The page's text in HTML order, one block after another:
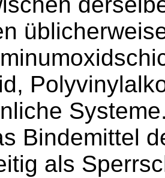
Bindemittel
als